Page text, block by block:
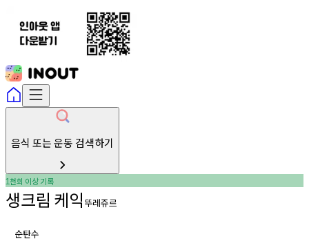
음식 또는 운동 검색하기
1천회 이상기록
생크림 케익 뚜레쥬르
순탄수